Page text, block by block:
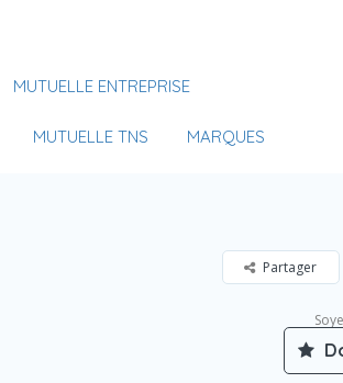
MUTUELLE ENTREPRISE
MUTUELLE TNS MARQUES
Partager